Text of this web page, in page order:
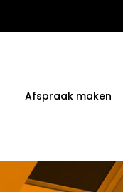
Afspraak maken